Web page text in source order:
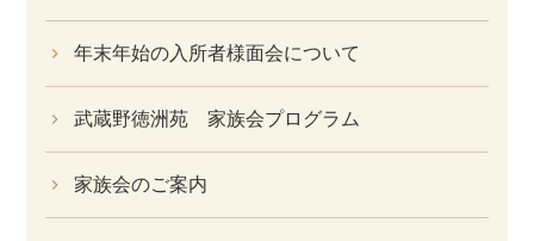
年末年始の入所者様面会について
武蔵野徳洲苑 家族会プログラム
家族会のご案内